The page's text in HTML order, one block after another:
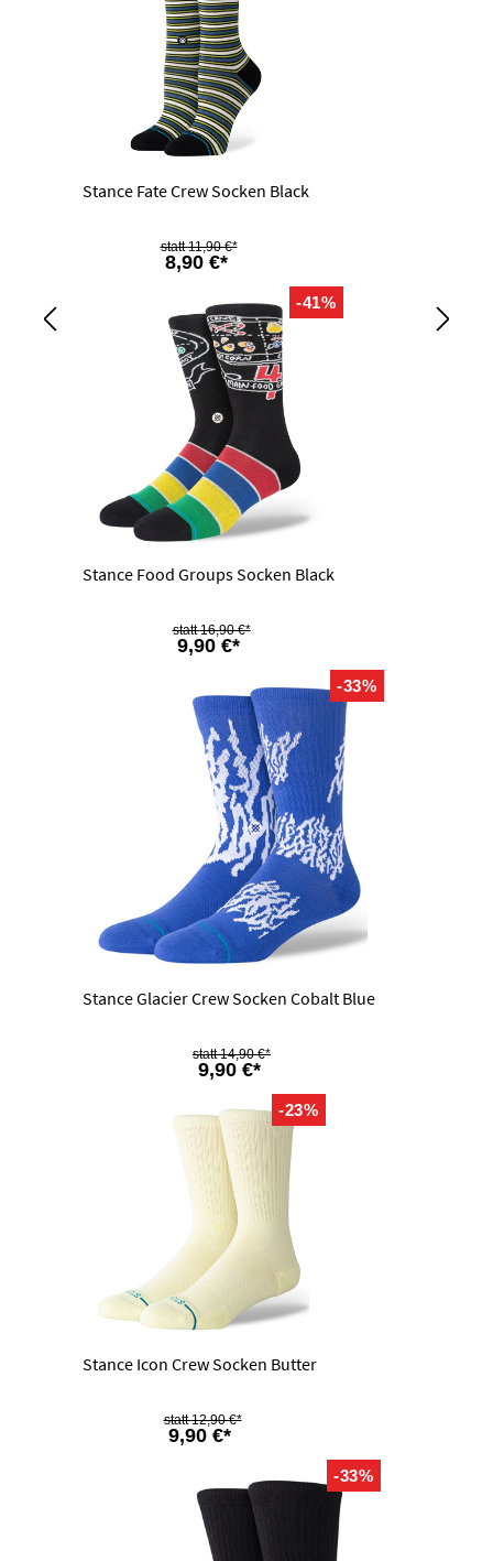
Stance Fate Crew Socken Black
8,90 €*
11,90 €*
-41%
Stance Food Groups Socken Black
9,90 €*
16,90 €*
-33%
Stance Glacier Crew Socken Cobalt Blue
9,90 €*
14,90 €*
-23%
Stance Icon Crew Socken Butter
9,90 €*
12,90 €*
-33%